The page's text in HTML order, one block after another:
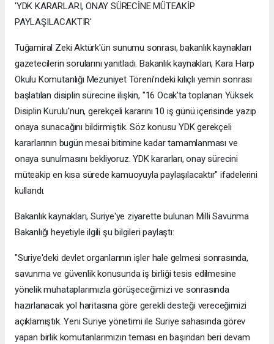
'YDK KARARLARI, ONAY SÜRECİNE MÜTEAKİP
PAYLAŞILACAKTIR'
Tuğamiral Zeki Aktürk'ün sunumu sonrası, bakanlık kaynakları
gazetecilerin sorularını yanıtladı. Bakanlık kaynakları, Kara Harp
Okulu Komutanlığı Mezuniyet Töreni'ndeki kılıçlı yemin sonrası
başlatılan disiplin sürecine ilişkin, "16 Ocak'ta toplanan Yüksek
Disiplin Kurulu'nun, gerekçeli kararını 10 iş günü içerisinde yazıp
onaya sunacağını bildirmiştik. Söz konusu YDK gerekçeli
kararlarının bugün mesai bitimine kadar tamamlanması ve
onaya sunulmasını bekliyoruz. YDK kararları, onay sürecini
müteakip en kısa sürede kamuoyuyla paylaşılacaktır" ifadelerini
kullandı.
Bakanlık kaynakları, Suriye'ye ziyarette bulunan Milli Savunma
Bakanlığı heyetiyle ilgili şu bilgileri paylaştı:
"Suriye'deki devlet organlarının işler hale gelmesi sonrasında,
savunma ve güvenlik konusunda iş birliği tesis edilmesine
yönelik muhataplarımızla görüşeceğimizi ve sonrasında
hazırlanacak yol haritasına göre gerekli desteği vereceğimizi
açıklamıştık. Yeni Suriye yönetimi ile Suriye sahasında görev
yapan birlik komutanlarımızın teması en başından beri devam